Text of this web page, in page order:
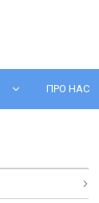
ПРО НАС